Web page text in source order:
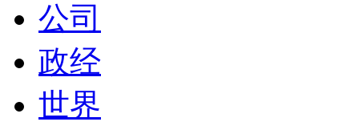
公司
政经
世界